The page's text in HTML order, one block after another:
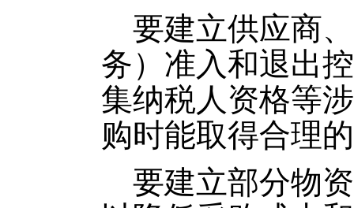
要建立供应商
务）准入和退出
集纳税人资格等
购时能取得合理
要建立部分物